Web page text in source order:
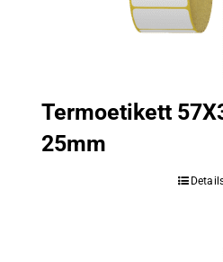
Termoetikett
25mm